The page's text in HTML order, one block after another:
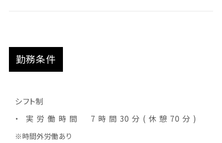
勤務条件
シフト制
・ 実労働時間 7時間30分(休憩70分)
※時間外労働あり